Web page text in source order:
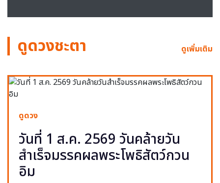
ดูดวงชะตา ดูเพิ่มเติม
ดูดวง
วันที่ 1 ส.ค. 2569 วันคล้ายวัน
สำเร็จมรรคผลพระโพธิสัตว์กวน
อิม